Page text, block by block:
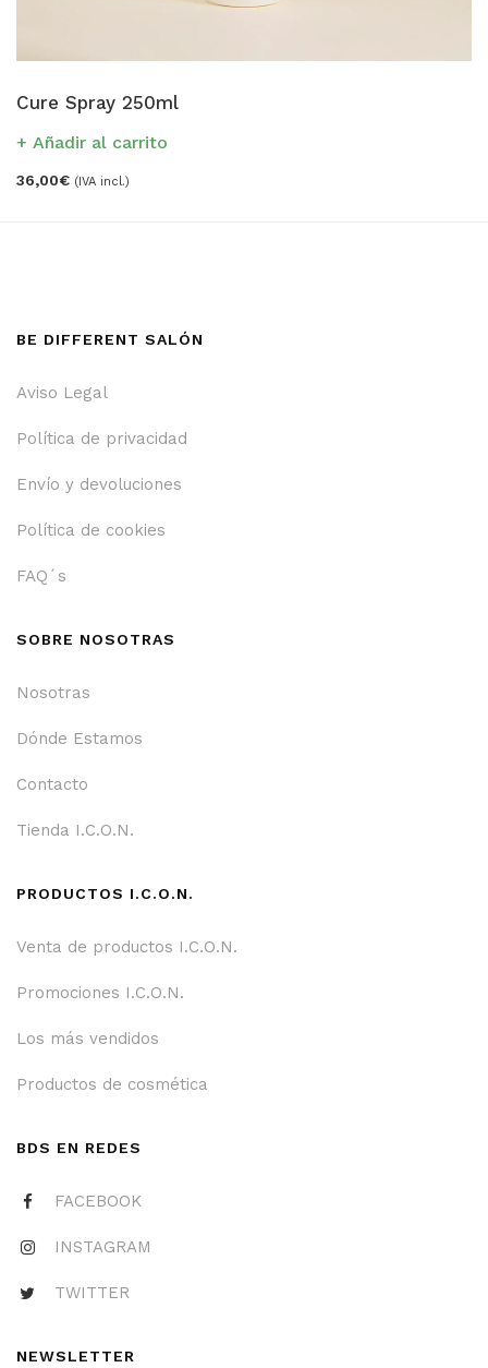
Cure Spray 250ml
Añadir al carrito
36,00€ (IVA incl.)
BE DIFFERENT SALÓN
Aviso Legal
Política de privacidad
Envío y devoluciones
Política de cookies
FAQ´s
SOBRE NOSOTRAS
Nosotras
Dónde Estamos
Contacto
Tienda I.C.O.N.
PRODUCTOS I.C.O.N.
Venta de productos I.C.O.N.
Promociones I.C.O.N.
Los más vendidos
Productos de cosmética
BDS EN REDES
FACEBOOK
INSTAGRAM
TWITTER
NEWSLETTER